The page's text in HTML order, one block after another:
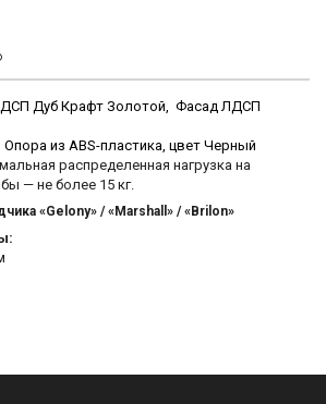
Дуб Крафт Золотой, Фасад ЛДСП
Опора из ABS-пластика, цвет Черный
распределенная нагрузка на
— не более 15 кг.
«Gelony» / «Marshall» / «Brilon»